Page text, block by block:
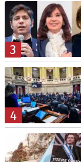
3
4